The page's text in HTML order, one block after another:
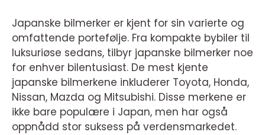
Japanske bilmerker er kjent for sin varierte og
omfattende portefølje. Fra kompakte bybiler til
luksuriøse sedans, tilbyr japanske bilmerker noe
for enhver bilentusiast. De mest kjente
japanske bilmerkene inkluderer Toyota, Honda,
Nissan, Mazda og Mitsubishi. Disse merkene er
ikke bare populære i Japan, men har også
oppnådd stor suksess på verdensmarkedet.